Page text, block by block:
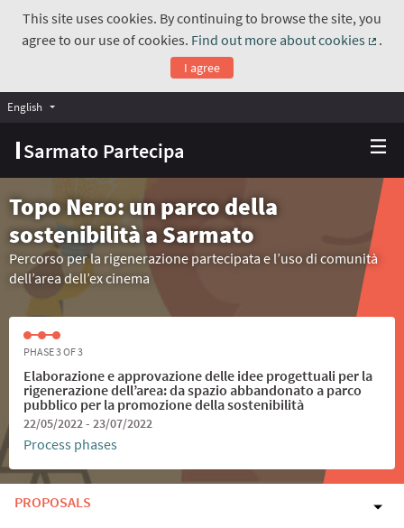
This site uses cookies. By continuing to browse the site, you
agree to our use of cookies. Find out more about cookies
.
I agree
Sarmato Partecipa
English Choose language
Topo Nero: un parco della
sostenibilità a Sarmato
Percorso per la rigenerazione partecipata e l’uso di comunità
dell’area dell’ex cinema
PHASE 3 OF 3
Elaborazione e approvazione delle idee progettuali per la
rigenerazione dell’area: da spazio abbandonato a parco
pubblico per la promozione della sostenibilità
22/05/2022 - 23/07/2022
Process phases
PROPOSALS